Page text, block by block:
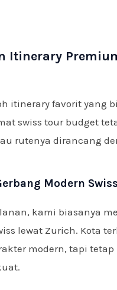
Itinerary
itinerary favorit yang
swiss tour budget
rutenya dirancang
Modern Swiss
kami biasanya
lewat Zurich. Kota
modern, tapi tetap